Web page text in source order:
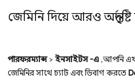
জেমিনি দিয়ে আরও
পারফরম্যান্স> ইনসাইটস -এ , আপনি
জেমিনির সাথে চ্যাট এবং ডিবাগ করতে